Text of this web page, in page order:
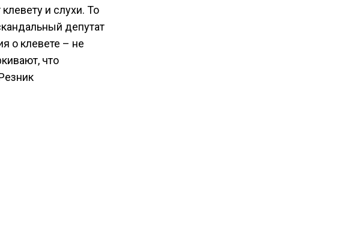
и слухи. То
депутат
о клевете – не
что